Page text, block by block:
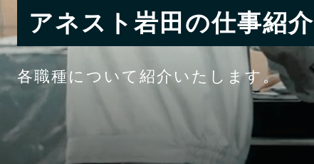
アネスト岩田の仕事紹介
各職種について紹介いたします。